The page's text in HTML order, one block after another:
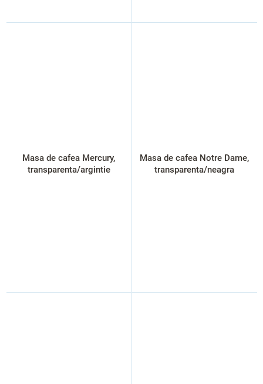
Masa de cafea Mercury,
transparenta/argintie
Masa de cafea Notre Dame,
transparenta/neagra